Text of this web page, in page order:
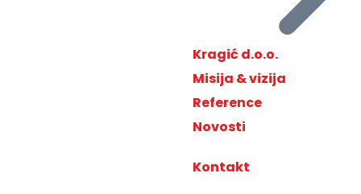
Kragić d.o.o.
Misija & vizija
Reference
Novosti
Kontakt